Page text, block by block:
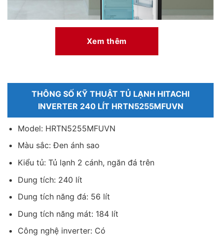
*Hình ảnh chỉ mang tính chất minh họa sản phẩm
Công nghệ tiết kiệm điện
bảo hiệu suất làm lạnh mạnh mẽ mà còn giảm tiếng ồn đáng kể.
*Hình ảnh chỉ mang tính chất minh họa sản phẩm
Xem thêm
THÔNG SỐ KỸ THUẬT TỦ LẠNH HITACHI
INVERTER 240 LÍT HRTN5255MFUVN
Model: HRTN5255MFUVN
Màu sắc: Đen ánh sao
Kiểu tủ: Tủ lạnh 2 cánh, ngăn đá trên
Dung tích: 240 lít
Dung tích năng đá: 56 lít
Dung tích năng mát: 184 lít
Công nghệ inverter: Có